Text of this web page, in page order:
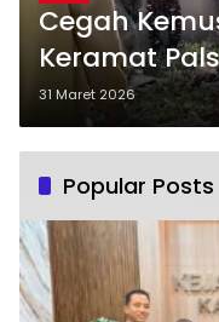
Cegah
Keramat
Dibongkar
31 Maret 2026
Popular Posts